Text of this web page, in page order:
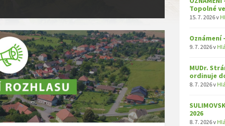
Topolné
15. 7. 2026v
Oznámení
9. 7. 2026v
MUDr.
ordinuje
8. 7. 2026v
2026
8. 7. 2026v